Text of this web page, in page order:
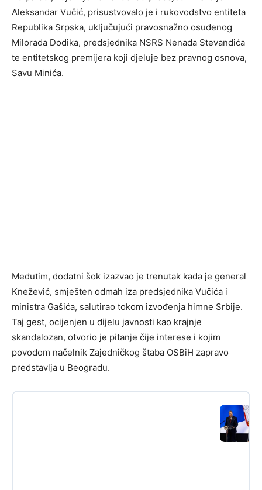
Aleksandar Vučić, prisustvovalo je i rukovodstvo entiteta
Republika Srpska, uključujući pravosnažno osuđenog
Milorada Dodika, predsjednika NSRS Nenada Stevandića
te entitetskog premijera koji djeluje bez pravnog osnova,
Savu Minića.
Međutim, dodatni šok izazvao je trenutak kada je general
Knežević, smješten odmah iza predsjednika Vučića i
ministra Gašića, salutirao tokom izvođenja himne Srbije.
Taj gest, ocijenjen u dijelu javnosti kao krajnje
skandalozan, otvorio je pitanje čije interese i kojim
povodom načelnik Zajedničkog štaba OSBiH zapravo
predstavlja u Beogradu.